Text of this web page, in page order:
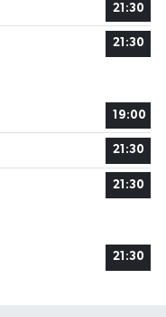
21:30
21:30
19:00
21:30
21:30
21:30